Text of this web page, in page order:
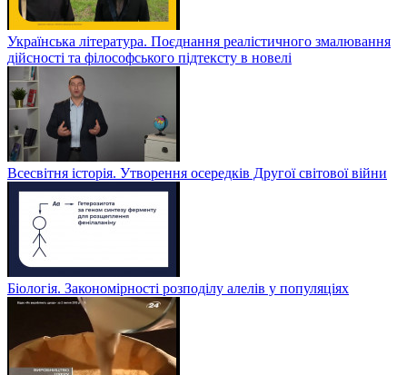
Українська література. Поєднання реалістичного змалювання
дійсності та філософського підтексту в новелі
Всесвітня історія. Утворення осередків Другої світової війни
Біологія. Закономірності розподілу алелів у популяціях